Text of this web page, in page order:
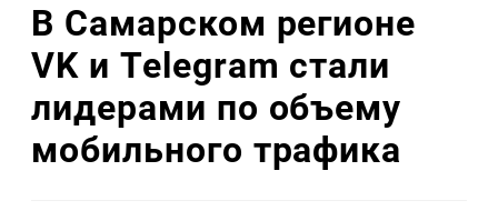
В Самарском регионе
VK и Telegram стали
лидерами по объему
мобильного трафика